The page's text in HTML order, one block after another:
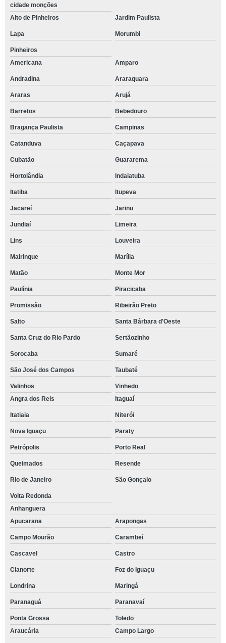
cidade monções
Alto de Pinheiros
Jardim Paulista
Lapa Morumbi
Pinheiros
Americana
Amparo
Andradina Araraquara
Araras Arujá
Barretos Bebedouro
Bragança Paulista Campinas
Catanduva Caçapava
Cubatão Guararema
Hortolândia Indaiatuba
Itatiba Itupeva
Jacareí Jarinu
Jundiaí Limeira
Lins Louveira
Mairinque Marília
Matão Monte Mor
Paulínia Piracicaba
Promissão Ribeirão Preto
Salto Santa Bárbara d'Oeste
Santa Cruz do Rio Pardo Sertãozinho
Sorocaba Sumaré
São José dos Campos Taubaté
Valinhos
Vinhedo
Angra dos Reis
Itaguaí
Itatiaia Niterói
Nova Iguaçu Paraty
Petrópolis Porto Real
Queimados Resende
Rio de Janeiro São Gonçalo
Volta Redonda
Anhanguera
Apucarana
Arapongas
Campo Mourão Carambeí
Cascavel Castro
Cianorte Foz do Iguaçu
Londrina Maringá
Paranaguá Paranavaí
Ponta Grossa
Toledo
Araucária
Campo Largo